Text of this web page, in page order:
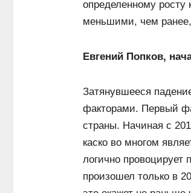
определенному росту
меньшими, чем
Евгений Попков,
Затянувшееся
факторами. Первый
страны. Начиная с
каско во многом
логично провоцирует
произошел только в